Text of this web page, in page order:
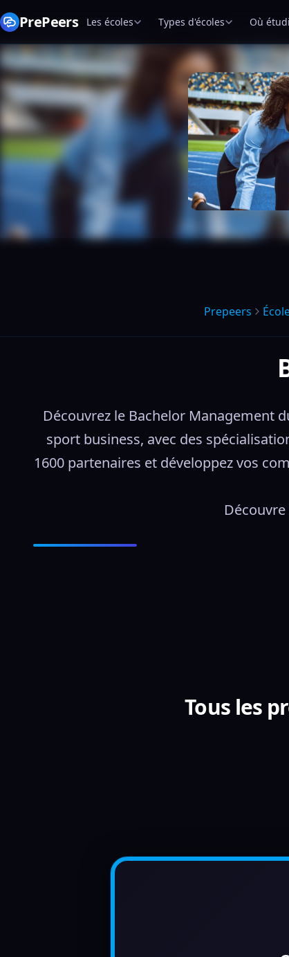
PrePeers Les écoles Types d'écoles Où
Prepeers
Découvrez le Bachelor Management
sport business, avec des
1600 partenaires et développez vos
Tous les